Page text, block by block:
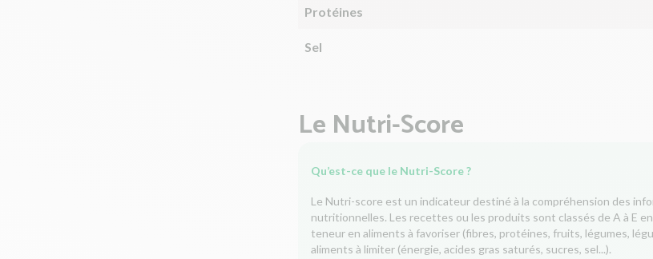
Protéines
Sel
Le Nutri-Score
Qu’est-ce que le Nutri-Score ?
Le Nutri-score est un indicateur destiné à la compréhension des
nutritionnelles. Les recettes ou les produits sont classés de A à E
teneur en aliments à favoriser (fibres, protéines, fruits, légumes,
aliments à limiter (énergie, acides gras saturés, sucres, sel...).